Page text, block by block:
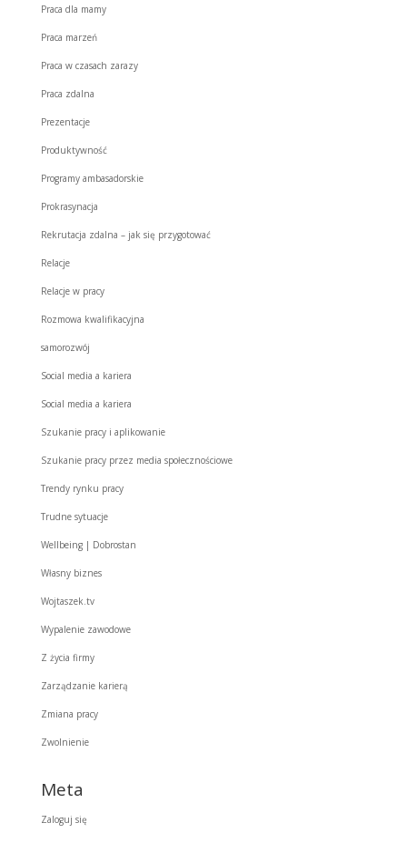
Praca dla mamy
Praca marzeń
Praca w czasach zarazy
Praca zdalna
Prezentacje
Produktywność
Programy ambasadorskie
Prokrasynacja
Rekrutacja zdalna – jak się przygotować
Relacje
Relacje w pracy
Rozmowa kwalifikacyjna
samorozwój
Social media a kariera
Social media a kariera
Szukanie pracy i aplikowanie
Szukanie pracy przez media społecznościowe
Trendy rynku pracy
Trudne sytuacje
Wellbeing | Dobrostan
Własny biznes
Wojtaszek.tv
Wypalenie zawodowe
Z życia firmy
Zarządzanie karierą
Zmiana pracy
Zwolnienie
Meta
Zaloguj się